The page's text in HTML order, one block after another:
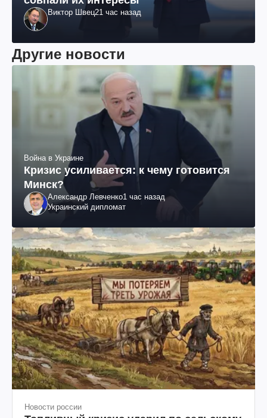
Виктор Швец21 час назад
Другие новости
Война в Украине
Кризис усиливается: к чему готовится
Минск?
Александр Левченко1 час назад
Украинский дипломат
Новости россии